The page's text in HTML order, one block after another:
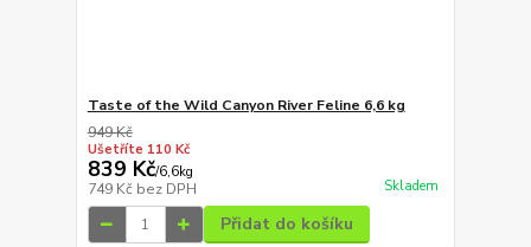
Taste of the Wild Canyon River Feline 6,6 kg
949 Kč
Ušetříte 110 Kč
839 Kč/6,6kg
749 Kč bez DPH Skladem
Přidat do košíku